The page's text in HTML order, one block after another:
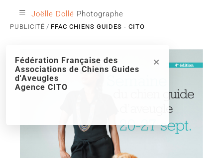
≡ Joëlle Dollé Photographe
PUBLICITÉ FFAC CHIENS GUIDES - CITO
×
Fédération Française des
Associations de Chiens Guides
d'Aveugles
Agence CITO